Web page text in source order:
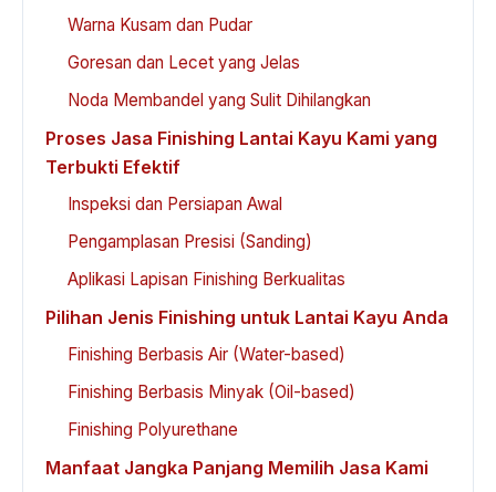
Warna Kusam dan Pudar
Goresan dan Lecet yang Jelas
Noda Membandel yang Sulit Dihilangkan
Proses Jasa Finishing Lantai Kayu Kami yang
Terbukti Efektif
Inspeksi dan Persiapan Awal
Pengamplasan Presisi (Sanding)
Aplikasi Lapisan Finishing Berkualitas
Pilihan Jenis Finishing untuk Lantai Kayu Anda
Finishing Berbasis Air (Water-based)
Finishing Berbasis Minyak (Oil-based)
Finishing Polyurethane
Manfaat Jangka Panjang Memilih Jasa Kami